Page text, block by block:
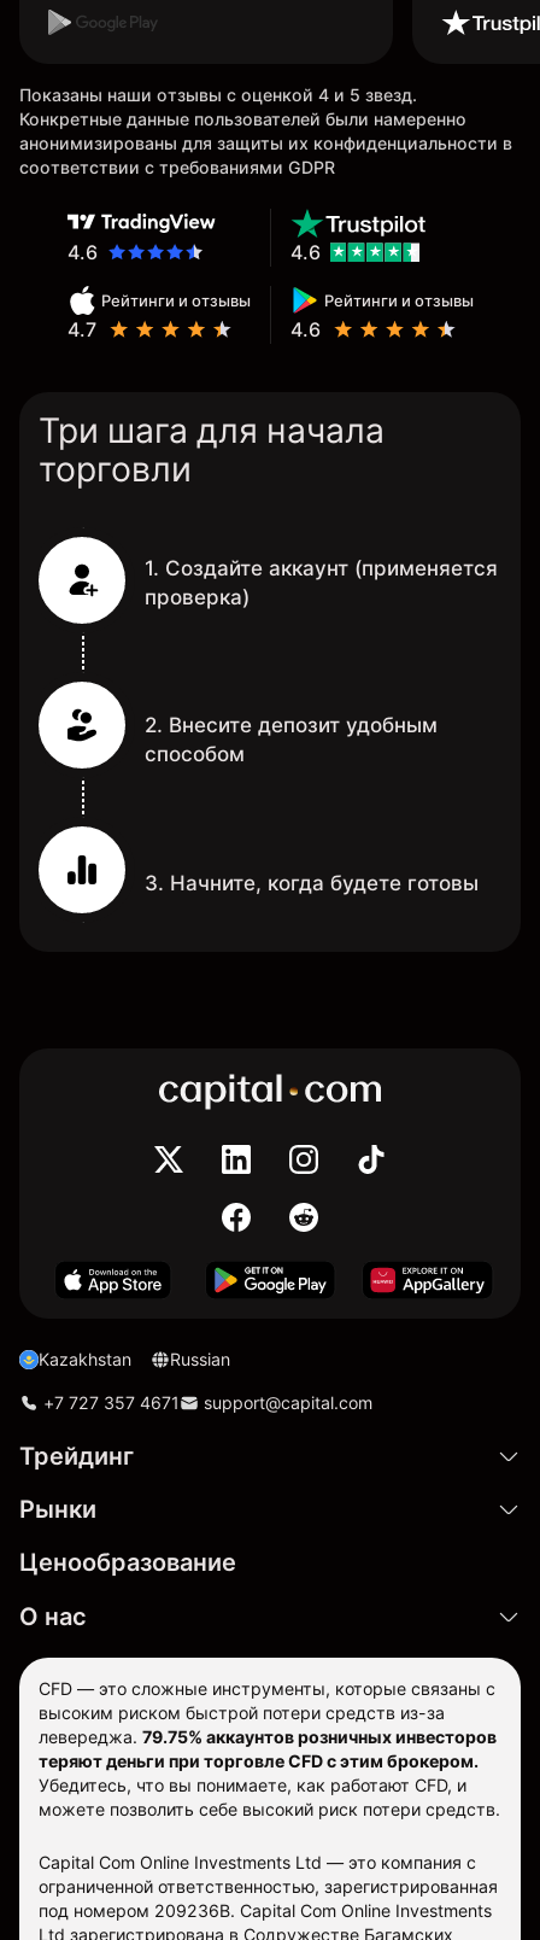
Показаны наши отзывы с оценкой 4 и 5 звезд.
Конкретные данные пользователей были намеренно
анонимизированы для защиты их конфиденциальности в
соответствии с требованиями GDPR
4.6
Рейтинги и отзывы
4.7
Рейтинги и отзывы
4.6
4.6
Три шага для начала
торговли
1. Создайте аккаунт (применяется
проверка)
2. Внесите депозит удобным
способом
3. Начните, когда будете готовы
Kazakhstan Russian
+7 727 357 4671 support@capital.com
Трейдинг
Рынки
Ценообразование
О нас
CFD — это сложные инструменты, которые связаны с
высоким риском быстрой потери средств из-за
левереджа. 79.75% аккаунтов розничных инвесторов
теряют деньги при торговле CFD с этим брокером.
Убедитесь, что вы понимаете, как работают CFD, и
можете позволить себе высокий риск потери средств.
Capital Com Online Investments Ltd — это компания с
ограниченной ответственностью, зарегистрированная
под номером 209236B. Capital Com Online Investments
Ltd зарегистрирована в Содружестве Багамских